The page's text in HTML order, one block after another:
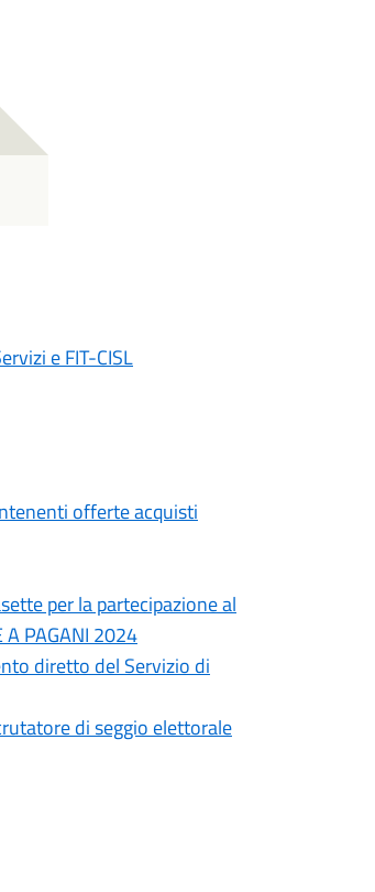
e FIT-CISL
offerte acquisti
per la partecipazione al
PAGANI 2024
diretto del Servizio di
di seggio elettorale